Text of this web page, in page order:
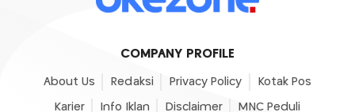
COMPANY PROFILE
About Us Redaksi Privacy Policy Kotak Pos
Karier Info Iklan Disclaimer MNC Peduli